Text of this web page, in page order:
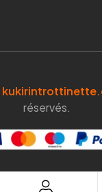
réservés.